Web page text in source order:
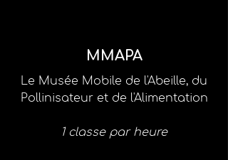
MMAPA
Le Musée Mobile de l'Abeille, du
Pollinisateur et de l'Alimentation
1 classe par heure